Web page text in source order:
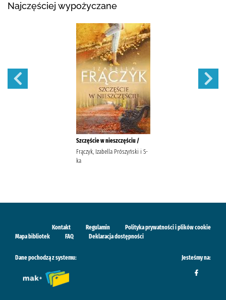
Najczęściej wypożyczane
Szczęście w nieszczęściu /
Frączyk, Izabella Prószyński i S-
ka
Kontakt Regulamin
Polityka prywatności i plików cookie
Mapa bibliotek
FAQ Deklaracja dostępności
Dane pochodzą z systemu: Jesteśmy na: